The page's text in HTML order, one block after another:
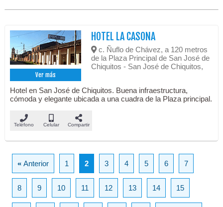
Ver más
HOTEL LA CASONA
c. Ñuflo de Chávez, a 120 metros
de la Plaza Principal de San José de
Chiquitos - San José de Chiquitos,
Hotel en San José de Chiquitos. Buena infraestructura,
cómoda y elegante ubicada a una cuadra de la Plaza principal.
Teléfono Celular Compartir
«Anterior 1 2 3 4 5 6 7
8 9 10 11 12 13 14 15